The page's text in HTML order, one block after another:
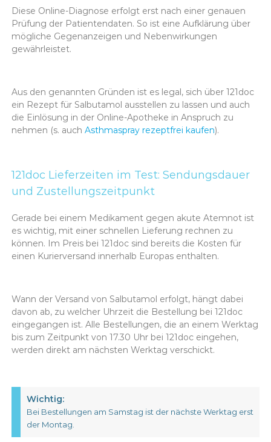
Diese Online-Diagnose erfolgt erst nach einer genauen
Prüfung der Patientendaten. So ist eine Aufklärung über
mögliche Gegenanzeigen und Nebenwirkungen
gewährleistet.
Aus den genannten Gründen ist es legal, sich über 121doc
ein Rezept für Salbutamol ausstellen zu lassen und auch
die Einlösung in der Online-Apotheke in Anspruch zu
nehmen (s. auch Asthmaspray rezeptfrei kaufen).
121doc Lieferzeiten im Test: Sendungsdauer
und Zustellungszeitpunkt
Gerade bei einem Medikament gegen akute Atemnot ist
es wichtig, mit einer schnellen Lieferung rechnen zu
können. Im Preis bei 121doc sind bereits die Kosten für
einen Kurierversand innerhalb Europas enthalten.
Wann der Versand von Salbutamol erfolgt, hängt dabei
davon ab, zu welcher Uhrzeit die Bestellung bei 121doc
eingegangen ist. Alle Bestellungen, die an einem Werktag
bis zum Zeitpunkt von 17.30 Uhr bei 121doc eingehen,
werden direkt am nächsten Werktag verschickt.
Wichtig:
Bei Bestellungen am Samstag ist der nächste Werktag erst
der Montag.